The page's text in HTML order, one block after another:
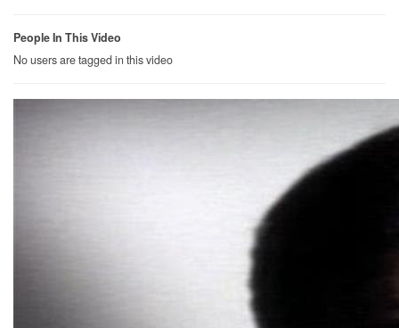
People In This Video
No users are tagged in this video